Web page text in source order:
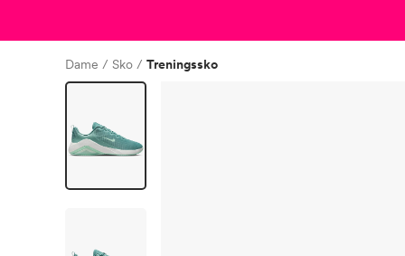
Dame Sko Treningssko